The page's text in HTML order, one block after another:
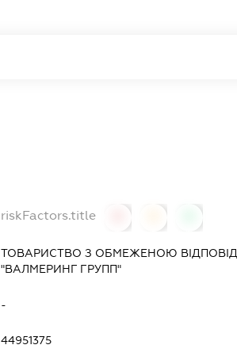
riskFactors.title
ТОВАРИСТВО З ОБМЕЖЕНОЮ
"ВАЛМЕРИНГ ГРУПП"
-
44951375